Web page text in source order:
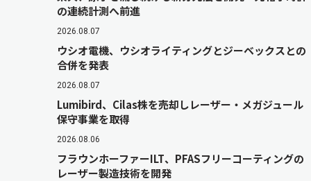
の連続計測へ前進
2026.08.07
ウシオ電機、ウシオライティングとジーベックスとの
合併を発表
2026.08.07
Lumibird、Cilas株を売却しレーザー・メガジュール
保守事業を取得
2026.08.06
フラウンホーファーILT、PFASフリーコーティングの
レーザー製造技術を開発